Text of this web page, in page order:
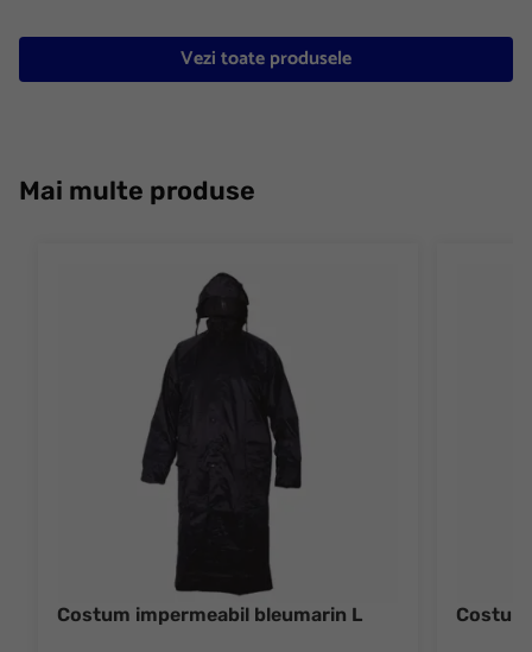
Vezi toate produsele
Mai multe produse
Costum impermeabil bleumarin L